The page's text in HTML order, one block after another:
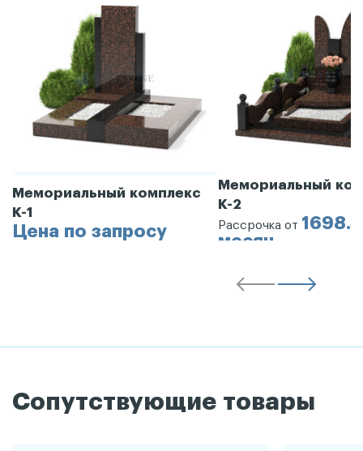
Мемориальный комплекс
К-1
Цена по запросу
Мемориальный
К-2
Рассрочка от
месяц
Сопутствующие товары